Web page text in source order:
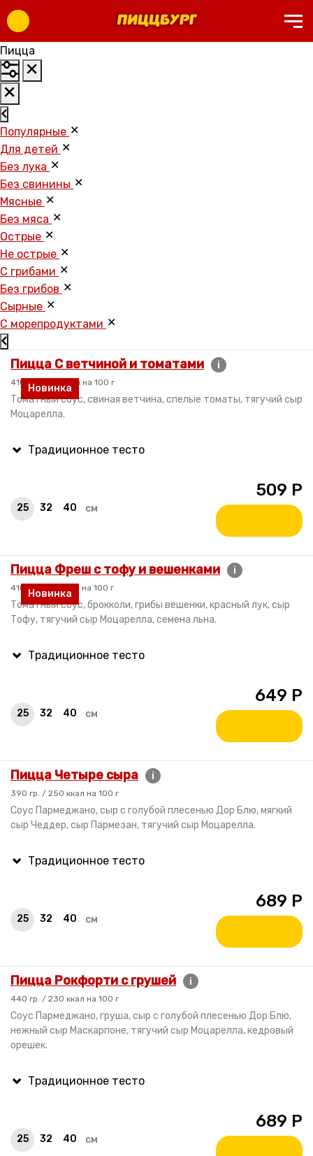
Пицца
Популярные
Для детей
Без лука
Без свинины
Мясные
Без мяса
Острые
Не острые
С грибами
Без грибов
Cырные
C морепродуктами
Новинка
Пицца С ветчиной и томатами i
410 гр. / 210 ккал на 100 г
Томатный соус, свиная ветчина, спелые томаты, тягучий сыр
Моцарелла.
25 32 40 см
509 Р
Новинка
Пицца Фреш с тофу и вешенками i
410 гр. / 170 ккал на 100 г
Томатный соус, брокколи, грибы вешенки, красный лук, сыр
Тофу, тягучий сыр Моцарелла, семена льна.
25 32 40 см
649 Р
Пицца Четыре сыра i
390 гр. / 250 ккал на 100 г
Соус Пармеджано, сыр с голубой плесенью Дор Блю, мягкий
сыр Чеддер, сыр Пармезан, тягучий сыр Моцарелла.
25 32 40 см
689 Р
Пицца Рокфорти с грушей i
440 гр. / 230 ккал на 100 г
Соус Пармеджано, груша, сыр с голубой плесенью Дор Блю,
нежный сыр Маскарпоне, тягучий сыр Моцарелла, кедровый
орешек.
25 32 40 см
689 Р